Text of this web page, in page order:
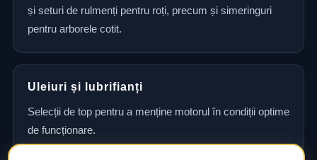
și seturi de rulmenți pentru roți, precum și simeringuri
pentru arborele cotit.
Uleiuri și lubrifianți
Selecții de top pentru a menține motorul în condiții optime
de funcționare.